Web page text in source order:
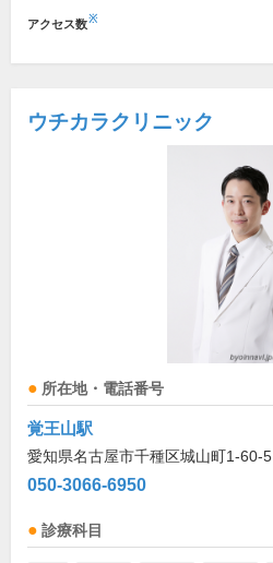
アクセス数※
ウチカラクリニック
所在地・電話番号
覚王山駅
愛知県名古屋市千種区城山町1-60-5
050-3066-6950
診療科目